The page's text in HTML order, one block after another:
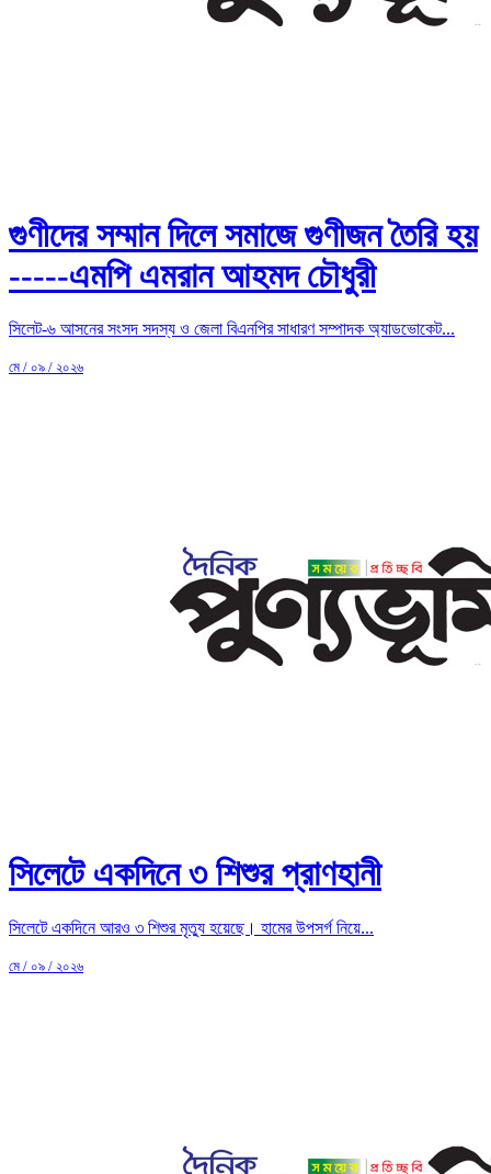
গুণীদের সম্মান দিলে সমাজে গুণীজন তৈরি হয়
-----এমপি এমরান আহমদ চৌধুরী
সিলেট-৬ আসনের সংসদ সদস্য ও জেলা বিএনপির সাধারণ সম্পাদক অ্যাডভোকেট...
মে / ০৯ / ২০২৬
সিলেটে একদিনে ৩ শিশুর প্রাণহানী
সিলেটে একদিনে আরও ৩ শিশুর মৃত্যু হয়েছে। হামের উপসর্গ নিয়ে...
মে / ০৯ / ২০২৬